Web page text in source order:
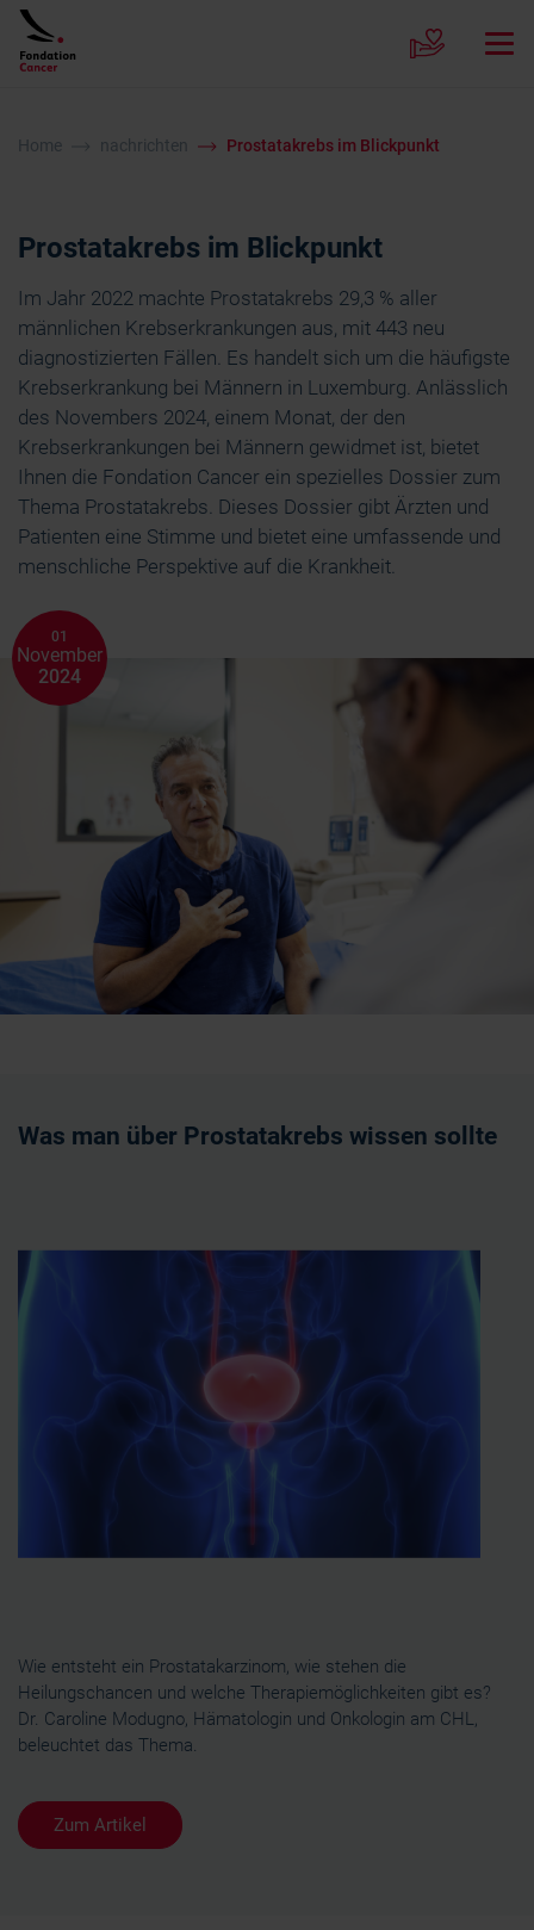
Home nachrichten Prostatakrebs im Blickpunkt
Prostatakrebs im Blickpunkt
Im Jahr 2022 machte Prostatakrebs 29,3 % aller
männlichen Krebserkrankungen aus, mit 443 neu
diagnostizierten Fällen. Es handelt sich um die häufigste
Krebserkrankung bei Männern in Luxemburg. Anlässlich
des Novembers 2024, einem Monat, der den
Krebserkrankungen bei Männern gewidmet ist, bietet
Ihnen die Fondation Cancer ein spezielles Dossier zum
Thema Prostatakrebs. Dieses Dossier gibt Ärzten und
Patienten eine Stimme und bietet eine umfassende und
menschliche Perspektive auf die Krankheit.
01
November
2024
Was man über Prostatakrebs wissen sollte
Wie entsteht ein Prostatakarzinom, wie stehen die
Heilungschancen und welche Therapiemöglichkeiten gibt es?
Dr. Caroline Modugno, Hämatologin und Onkologin am CHL,
beleuchtet das Thema.
Zum Artikel